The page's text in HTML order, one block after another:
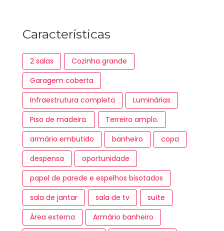
Características
2 salas
Cozinha grande
Garagem coberta
Infraestrutura completa
Luminárias
Piso de madeira.
Terreiro amplo.
armário embutido
banheiro
copa
despensa
oportunidade
papel de parede e espelhos bisotados
sala de jantar
sala de tv
suíte
Área externa
Armário banheiro